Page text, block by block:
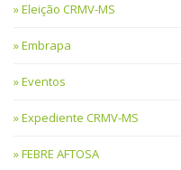
Eleição CRMV-MS
Embrapa
Eventos
Expediente CRMV-MS
FEBRE AFTOSA